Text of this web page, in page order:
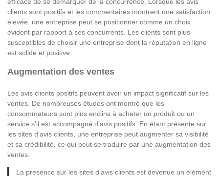
clients sont positifs et les commentaires montrent une satisfaction
élevée, une entreprise peut se positionner comme un choix
évident par rapport à ses concurrents. Les clients sont plus
susceptibles de choisir une entreprise dont la réputation en ligne
est solide et positive.
Augmentation des ventes
Les avis clients positifs peuvent avoir un impact significatif sur les
ventes. De nombreuses études ont montré que les
consommateurs sont plus enclins à acheter un produit ou un
service s’il est accompagné d’avis positifs. En étant présente sur
les sites d’avis clients, une entreprise peut augmenter sa visibilité
et sa crédibilité, ce qui peut se traduire par une augmentation des
ventes.
La présence sur les sites d’avis clients est devenue un élément